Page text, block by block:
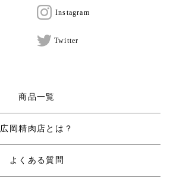
Instagram
Twitter
商品一覧
広岡精肉店とは？
よくある質問